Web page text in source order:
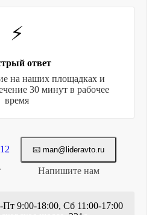
⚡
ответ
на наших площадках и
30 минут в рабочее
время
📧 man@lideravto.ru
Напишите нам
9:00-18:00, Сб 11:00-17:00